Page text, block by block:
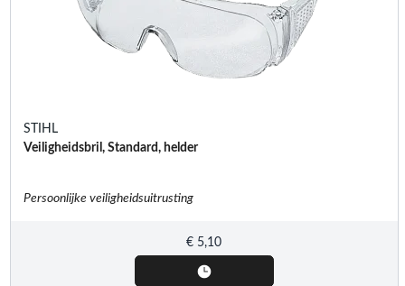
STIHL
Veiligheidsbril, Standard, helder
Persoonlijke veiligheidsuitrusting
€ 5,10